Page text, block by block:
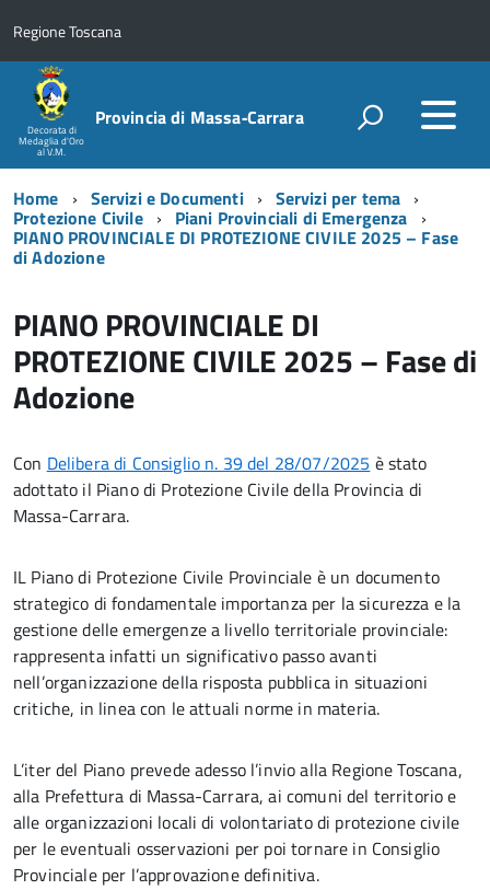
Regione Toscana
Decorata di
Medaglia d'Oro
al V.M.
Provincia di Massa‑Carrara
Home Servizi e Documenti Servizi per tema
Protezione Civile Piani Provinciali di Emergenza
PIANO PROVINCIALE DI PROTEZIONE CIVILE 2025 – Fase
di Adozione
PIANO PROVINCIALE DI
PROTEZIONE CIVILE 2025 – Fase di
Adozione
Con Delibera di Consiglio n. 39 del 28/07/2025 è stato
adottato il Piano di Protezione Civile della Provincia di
Massa-Carrara.
IL Piano di Protezione Civile Provinciale è un documento
strategico di fondamentale importanza per la sicurezza e la
gestione delle emergenze a livello territoriale provinciale:
rappresenta infatti un significativo passo avanti
nell’organizzazione della risposta pubblica in situazioni
critiche, in linea con le attuali norme in materia.
L’iter del Piano prevede adesso l’invio alla Regione Toscana,
alla Prefettura di Massa-Carrara, ai comuni del territorio e
alle organizzazioni locali di volontariato di protezione civile
per le eventuali osservazioni per poi tornare in Consiglio
Provinciale per l’approvazione definitiva.